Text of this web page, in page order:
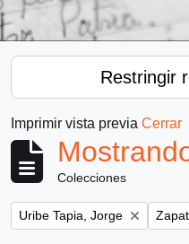
Restringir
Imprimir vista previa Cerrar
Colecciones
Remove filter:
Uribe Tapia, Jorge